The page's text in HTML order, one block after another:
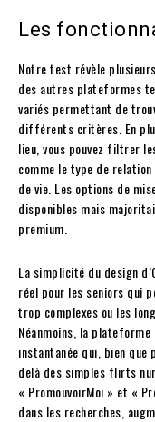
Les
Notre test révèle
des autres plateformes
variés permettant de
différents critères. En
lieu, vous pouvez filtrer
comme le type de
de vie. Les options de
disponibles mais
premium.
La simplicité du design
réel pour les seniors qui
trop complexes ou les
Néanmoins, la
instantanée qui, bien
delà des simples flirts
« PromouvoirMoi » et «
dans les recherches,